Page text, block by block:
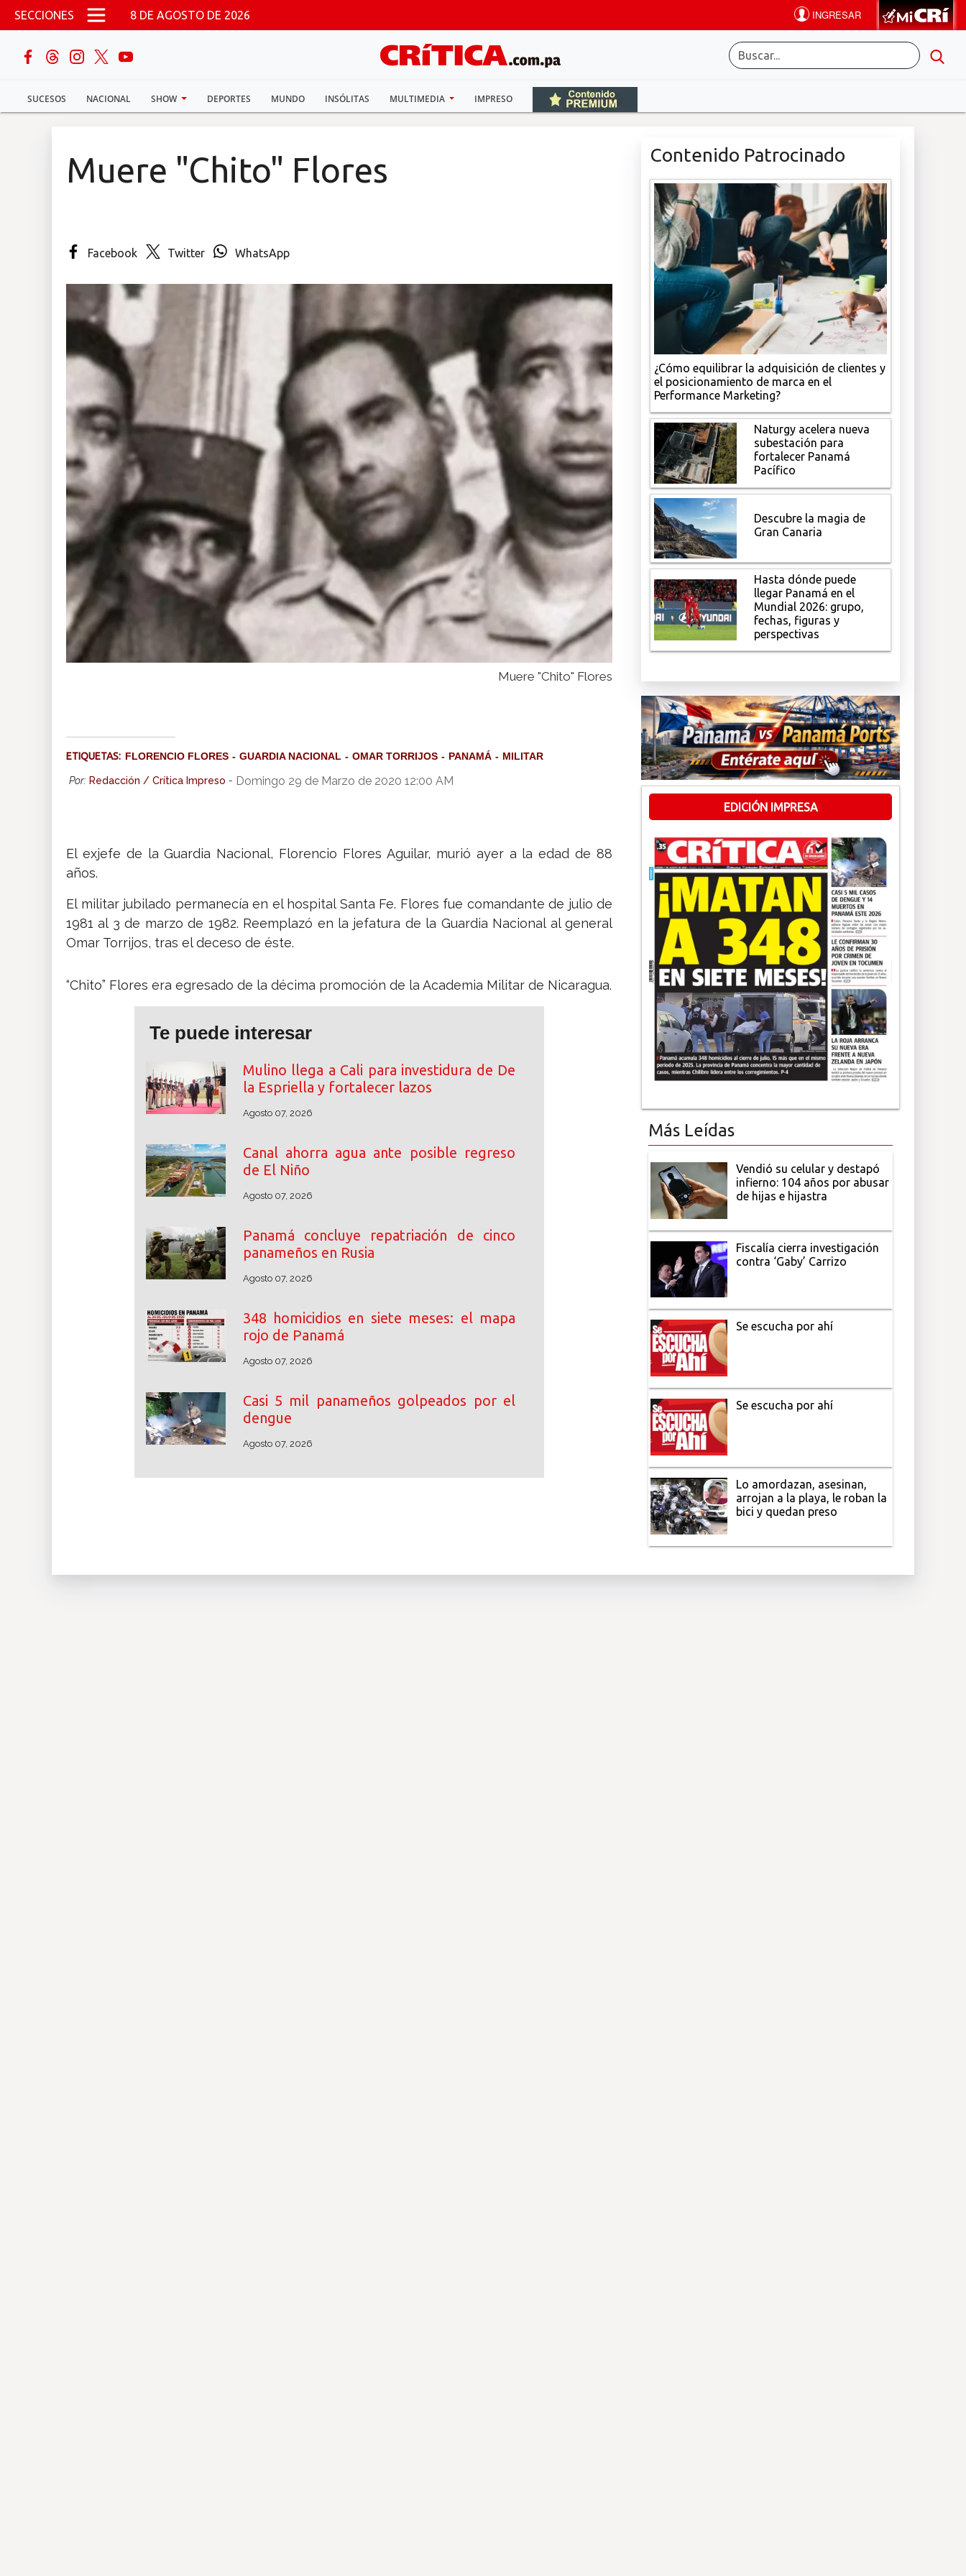
Pasar al contenido principal
SECCIONES 8 DE AGOSTO DE 2026
SUCESOS NACIONAL SHOW DEPORTES MUNDO INSÓLITAS MULTIMEDIA IMPRESO
buscar
Sucesos
Muere "Chito" Flores
Facebook Twitter WhatsApp
Muere "Chito" Flores
ETIQUETAS: FLORENCIO FLORES GUARDIA NACIONAL OMAR TORRIJOS PANAMÁ MILITAR
Por: Redacción / Crítica Impreso - Domingo 29 de Marzo de 2020 12:00 AM
El exjefe de la Guardia Nacional, Florencio Flores Aguilar, murió ayer a la edad de 88
años.
El militar jubilado permanecía en el hospital Santa Fe. Flores fue comandante de julio de
1981 al 3 de marzo de 1982. Reemplazó en la jefatura de la Guardia Nacional al general
Omar Torrijos, tras el deceso de éste.
“Chito” Flores era egresado de la décima promoción de la Academia Militar de Nicaragua.
Te puede interesar
Mulino llega a Cali para investidura de De
la Espriella y fortalecer lazos
Agosto 07, 2026
Canal ahorra agua ante posible regreso
de El Niño
Agosto 07, 2026
Panamá concluye repatriación de cinco
panameños en Rusia
Agosto 07, 2026
348 homicidios en siete meses: el mapa
rojo de Panamá
Agosto 07, 2026
Casi 5 mil panameños golpeados por el
dengue
Agosto 07, 2026
Contenido Patrocinado
¿Cómo equilibrar la adquisición de clientes y
el posicionamiento de marca en el
Performance Marketing?
Naturgy acelera nueva
subestación para
fortalecer Panamá
Pacífico
Descubre la magia de
Gran Canaria
Hasta dónde puede
llegar Panamá en el
Mundial 2026: grupo,
fechas, figuras y
perspectivas
EDICIÓN IMPRESA
Más Leídas
Vendió su celular y destapó
infierno: 104 años por abusar
de hijas e hijastra
Fiscalía cierra investigación
contra ‘Gaby’ Carrizo
Se escucha por ahí
Se escucha por ahí
Lo amordazan, asesinan,
arrojan a la playa, le roban la
bici y quedan preso